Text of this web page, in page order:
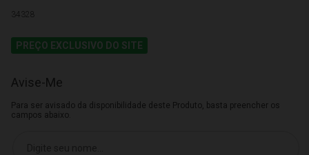
34328
PREÇO EXCLUSIVO DO SITE
Avise-Me
Para ser avisado da disponibilidade deste Produto, basta preencher os
campos abaixo.